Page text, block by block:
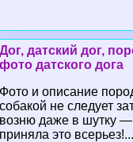
Дог, датский дог,
фото датского дога
Фото и описание
собакой не следует
возню даже в шутку —
приняла это всерьез!...